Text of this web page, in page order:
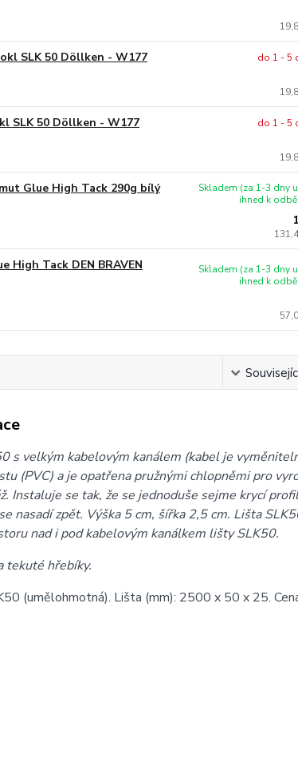
SLK 50 Döllken - W177
do 1 - 5
SLK 50 Döllken - W177
do 1 - 5
Glue High Tack 290g bílý
Skladem (za 1-3 dny
ihned k
High Tack DEN BRAVEN
Skladem (za 1-3 dny
ihned k
s velkým kabelovým kanálem (kabel je
(PVC) a je opatřena pružnými chlopněmi pro
Instaluje se tak, že se jednoduše sejme krycí
nasadí zpět. Výška 5 cm, šířka 2,5 cm. Lišta
nad i pod kabelovým kanálkem lišty SLK50.
tekuté hřebíky.
(umělohmotná). Lišta (mm): 2500 x 50 x 25.